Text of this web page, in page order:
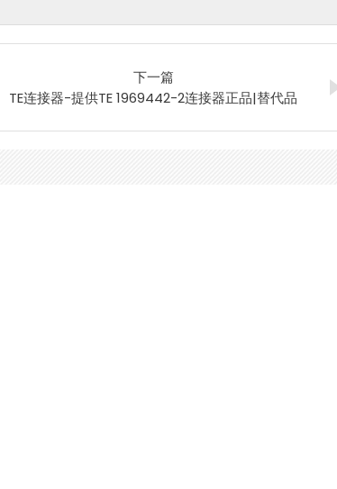
下一篇
TE连接器-提供TE 1969442-2连接器正品|替代品